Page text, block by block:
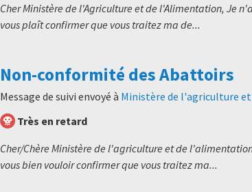
Cher Ministère de l'Agriculture et de l'Alimentation, Je
vous plaît confirmer que vous traitez ma de...
Non-conformité des Abattoirs
Message de suivi envoyé à Ministère de l'agriculture
Très en retard
Cher/Chère Ministère de l'agriculture et de
vous bien vouloir confirmer que vous traitez ma...